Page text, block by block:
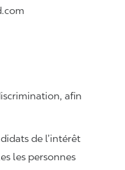
afin
de l’intérêt
les personnes